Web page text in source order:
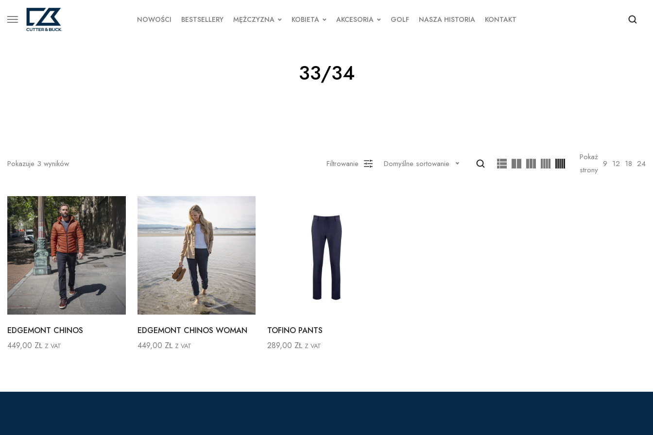
NOWOŚCI BESTSELLERY MĘŻCZYZNA KOBIETA AKCESORIA GOLF NASZA HISTORIA KONTAKT
33/34
Pokazuje 3 wyników Filtrowanie Domyślne sortowanie
Pokaż
strony
9 12 18 24
EDGEMONT CHINOS
449,00 ZŁ Z VAT
EDGEMONT CHINOS WOMAN
449,00 ZŁ Z VAT
TOFINO PANTS
289,00 ZŁ Z VAT